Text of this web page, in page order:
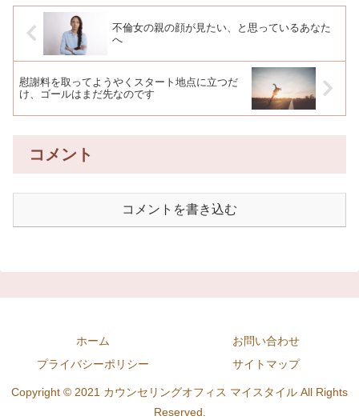
不倫女の親の顔が見たい、と思っているあなた
へ
慰謝料を取ってようやくスタート地点に立つだ
け、ゴールはまだ先なのです
コメント
コメントを書き込む
ホーム
お問い合わせ
プライバシーポリシー
サイトマップ
Copyright © 2021 カウンセリングオフィス マイスタイル All Rights
Reserved.